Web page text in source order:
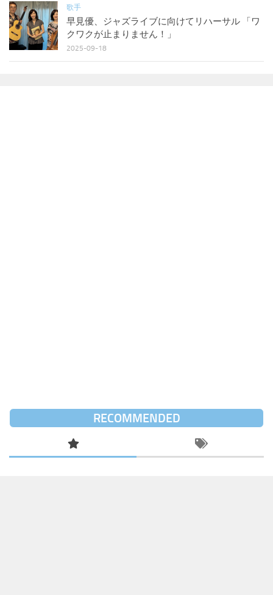
歌手
早見優、ジャズライブに向けてリハーサル 「ワ
クワクが止まりません！」
2025-09-18
RECOMMENDED